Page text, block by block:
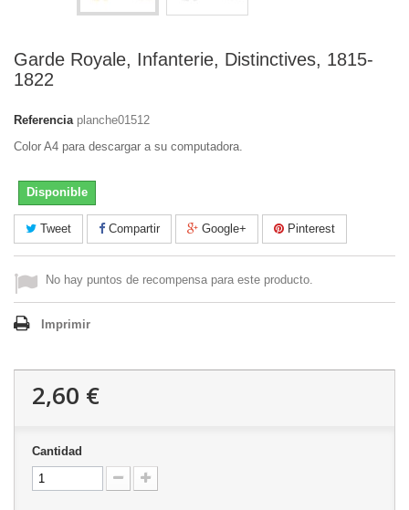
Garde Royale, Infanterie, Distinctives, 1815-
1822
Referencia planche01512
Color A4 para descargar a su computadora.
Disponible
Tweet Compartir Google+ Pinterest
No hay puntos de recompensa para este producto.
Imprimir
2,60 €
Cantidad